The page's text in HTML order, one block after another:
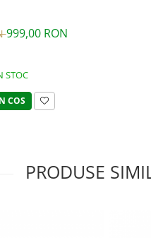
999,00 RON
STOC
COS
PRODUSE